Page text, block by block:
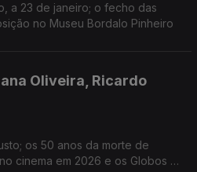
a 23 de janeiro; o fecho das
no Museu Bordalo Pinheiro
Oliveira, Ricardo
os 50 anos da morte de
cinema em 2026 e os Globos de